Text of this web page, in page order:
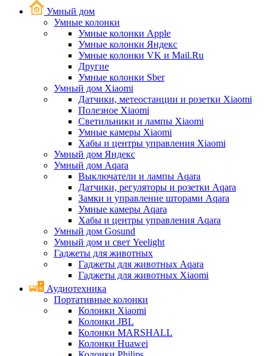
Умный дом
Умные колонки
Умные колонки Apple
Умные колонки Яндекс
Умные колонки VK и Mail.Ru
Другие
Умные колонки Sber
Умный дом Xiaomi
Датчики, метеостанции и розетки Xiaomi
Полезное Xiaomi
Светильники и лампы Xiaomi
Умные камеры Xiaomi
Хабы и центры управления Xiaomi
Умный дом Яндекс
Умный дом Aqara
Выключатели и лампы Aqara
Датчики, регуляторы и розетки Aqara
Замки и управление шторами Aqara
Умные камеры Aqara
Хабы и центры управления Aqara
Умный дом Gosund
Умный дом и свет Yeelight
Гаджеты для животных
Гаджеты для животных Aqara
Гаджеты для животных Xiaomi
Аудиотехника
Портативные колонки
Колонки Xiaomi
Колонки JBL
Колонки MARSHALL
Колонки Huawei